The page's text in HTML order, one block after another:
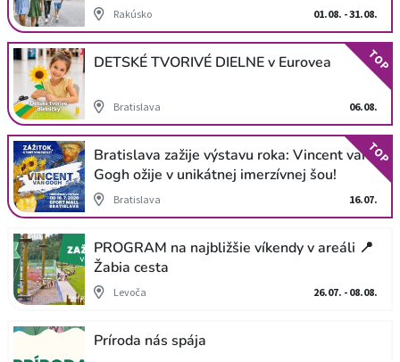
Rakúsko 01.08. - 31.08.
DETSKÉ TVORIVÉ DIELNE v Eurovea
Bratislava 06.08.
TOP
Bratislava zažije výstavu roka: Vincent van
Gogh ožije v unikátnej imerzívnej šou!
Bratislava 16.07.
TOP
PROGRAM na najbližšie víkendy v areáli 📍
Žabia cesta
Levoča 26.07. - 08.08.
Príroda nás spája